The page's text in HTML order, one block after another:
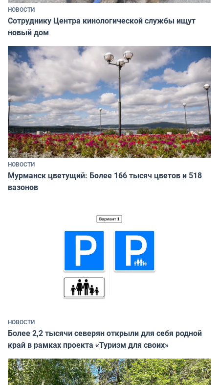
НОВОСТИ
Сотруднику Центра кинологической службы ищут
новый дом
НОВОСТИ
Мурманск цветущий: Более 166 тысяч цветов и 518
вазонов
НОВОСТИ
Более 2,2 тысячи северян открыли для себя родной
край в рамках проекта «Туризм для своих»